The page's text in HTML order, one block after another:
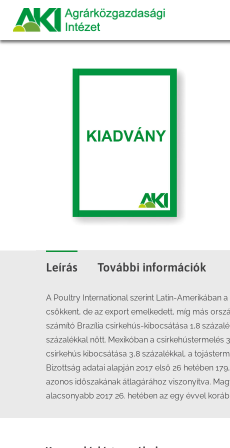
Leírás További információk
A Poultry International szerint Latin-Amerikában
csökkent, de az export emelkedett, míg más
számító Brazília csirkehús-kibocsátása 1,8
százalékkal nőtt. Mexikóban a
csirkehús kibocsátása 3,8 százalékkal, a
Bizottság adatai alapján 2017 első 26 hetében
azonos időszakának átlagárához viszonyítva.
alacsonyabb 2017 26. hetében az egy évvel